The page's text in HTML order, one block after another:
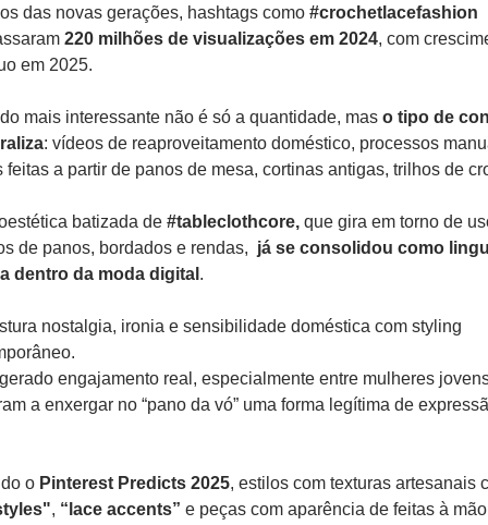
das novas gerações, hashtags como #crochetlacefashion
220 milhões de visualizações em 2024, com
em 2025.
mais interessante não é só a quantidade, mas o tipo de
: vídeos de reaproveitamento doméstico, processos
feitas a partir de panos de mesa, cortinas antigas, trilhos de
batizada de #tableclothcore, que gira em torno de
de panos, bordados e rendas, já se consolidou como
dentro da moda digital .
nostalgia, ironia e sensibilidade doméstica com styling
engajamento real, especialmente entre mulheres
a enxergar no “pano da vó” uma forma legítima de
o Pinterest Predicts 2025
, “lace accents” e peças com aparência de feitas à